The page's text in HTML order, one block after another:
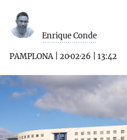
Enrique Conde
PAMPLONA| 20·02·26 13:42